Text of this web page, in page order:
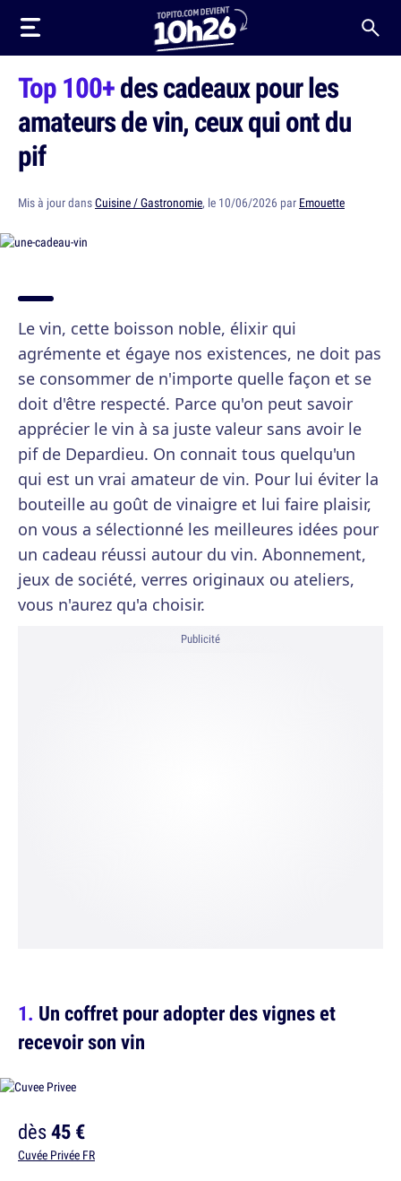
Top 100+des cadeaux pour les
amateurs de vin, ceux qui ont du
pif
Mis à jour dansCuisine / Gastronomie, le 10/06/2026 par Emouette
Le vin, cette boisson noble, élixir qui
agrémente et égaye nos existences, ne doit pas
se consommer de n'importe quelle façon et se
doit d'être respecté. Parce qu'on peut savoir
apprécier le vin à sa juste valeur sans avoir le
pif de Depardieu. On connait tous quelqu'un
qui est un vrai amateur de vin. Pour lui éviter la
bouteille au goût de vinaigre et lui faire plaisir,
on vous a sélectionné les meilleures idées pour
un cadeau réussi autour du vin. Abonnement,
jeux de société, verres originaux ou ateliers,
vous n'aurez qu'a choisir.
Publicité
Un coffret pour adopter des vignes et
recevoir son vin
dès45 €
Cuvée Privée FR